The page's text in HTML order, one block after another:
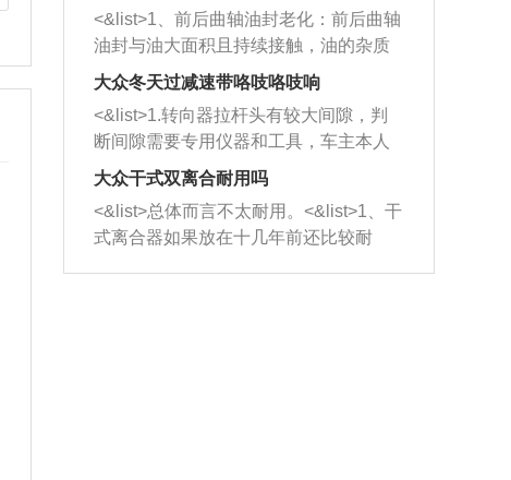
西取出来。但如果是因为积碳过多引起
的堵塞，就需要将三元催化器泡在草酸
洗剂对堵塞的情况得到解决，将清洗剂
放在燃油箱中，与燃油混合后，车辆启
动时，就可以和汽油一起进入到燃烧
室，最后形成废气排出，就可以让三元
催化器得到清洗，排气管堵塞的情况就
能够得到解决。
一圈半的练习，往右同样也要打相同的
圈数。 <&list>3、最后强调要反复练
习，这样就可以形成肌肉记忆，在真实
驾驶车辆时，不需要记忆也能打好方
向。
<&list>1、前后曲轴油封老化：前后曲轴
油封与油大面积且持续接触，油的杂质
和发动机内持续温度变化使其密封效果
逐渐减弱，导致渗油或漏油。<&list>2、
活塞间隙过大：积碳会使活塞环与缸体
的间隙扩大，导致机油流入燃烧室中，
造成烧机油。<&list>3、机油粘度。使用
机油粘度过小的话，同样会有烧机油现
象，机油粘度过小具有很好的流动性，
大众冬天过减速带咯吱咯吱响
<&list>1.转向器拉杆头有较大间隙，判
断间隙需要专用仪器和工具，车主本人
无法制作，需要将车辆送到修理厂或4s
店；<&list>2.车辆半轴套管防尘罩破
裂，破裂后会出现漏油现象，使半轴磨
损严重，磨损的半轴容易损坏，产生异
响；<&list>3.稳定器的转向胶套和球头
大众干式双离合耐用吗
<&list>总体而言不太耐用。<&list>1、干
式离合器如果放在十几年前还比较耐